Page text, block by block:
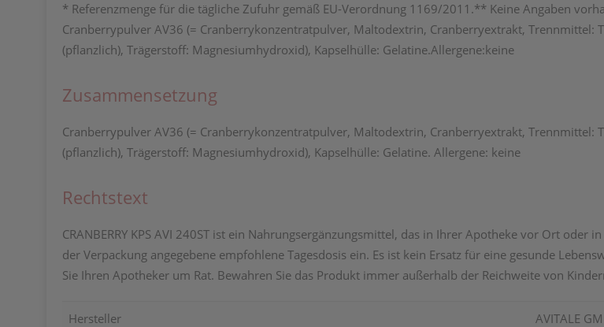
* Referenzmenge für die tägliche Zufuhr gemäß EU-Verordnung 1169/2011.** Keine Angaben
Cranberrypulver AV36 (= Cranberrykonzentratpulver, Maltodextrin, Cranberryextrakt, Trennmittel:
(pflanzlich), Trägerstoff: Magnesiumhydroxid), Kapselhülle: Gelatine.Allergene:keine
Zusammensetzung
Cranberrypulver AV36 (= Cranberrykonzentratpulver, Maltodextrin, Cranberryextrakt, Trennmittel:
(pflanzlich), Trägerstoff: Magnesiumhydroxid), Kapselhülle: Gelatine. Allergene: keine
Rechtstext
CRANBERRY KPS AVI 240ST ist ein Nahrungsergänzungsmittel, das in Ihrer Apotheke vor Ort
der Verpackung angegebene empfohlene Tagesdosis ein. Es ist kein Ersatz für eine gesunde
Sie Ihren Apotheker um Rat. Bewahren Sie das Produkt immer außerhalb der Reichweite von
Hersteller AVITALE